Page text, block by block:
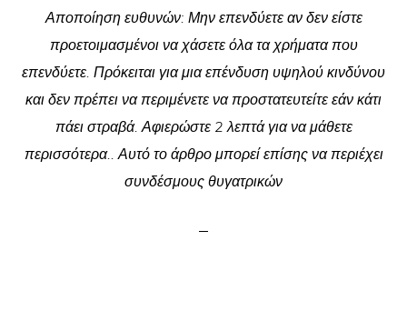
Αποποίηση ευθυνών: Μην επενδύετε αν δεν είστε
προετοιμασμένοι να χάσετε όλα τα χρήματα που
επενδύετε. Πρόκειται για μια επένδυση υψηλού κινδύνου
και δεν πρέπει να περιμένετε να προστατευτείτε εάν κάτι
πάει στραβά. Αφιερώστε 2 λεπτά για να μάθετε
περισσότερα.. Αυτό το άρθρο μπορεί επίσης να περιέχει
συνδέσμους θυγατρικών